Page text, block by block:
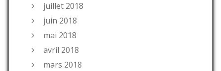
juillet 2018
juin 2018
mai 2018
avril 2018
mars 2018